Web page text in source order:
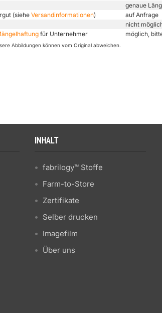
genaue
(siehe Versandinformationen)
auf Anfrage
nicht
für Unternehmer möglich,
Abbildungen können vom Original abweichen.
INHALT
fabrilogy™ Stoffe
Farm-to-Store
Zertifikate
Selber drucken
Imagefilm
Über uns